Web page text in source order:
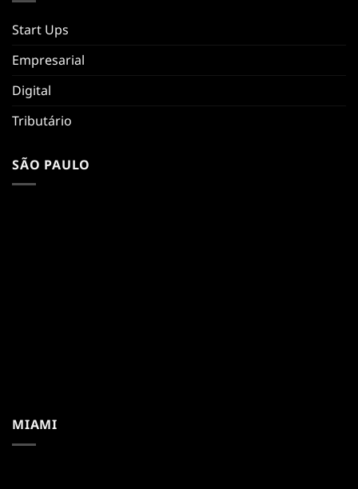
Start Ups
Empresarial
Digital
Tributário
SÃO PAULO
MIAMI